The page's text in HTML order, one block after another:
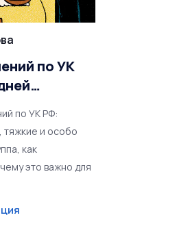
по УК
по УК РФ:
и особо
как
это важно для